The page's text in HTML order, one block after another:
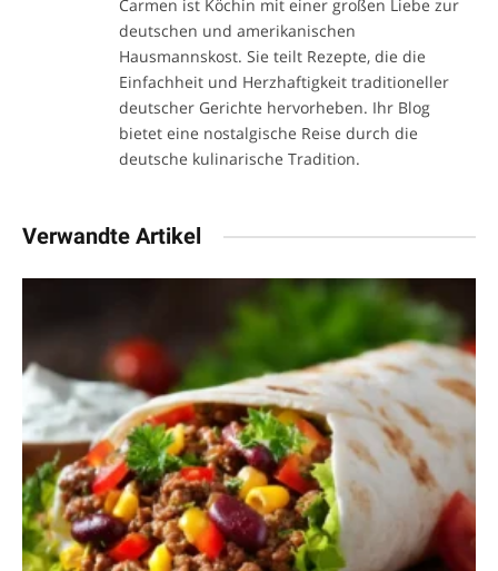
Carmen ist Köchin mit einer großen Liebe zur
deutschen und amerikanischen
Hausmannskost. Sie teilt Rezepte, die die
Einfachheit und Herzhaftigkeit traditioneller
deutscher Gerichte hervorheben. Ihr Blog
bietet eine nostalgische Reise durch die
deutsche kulinarische Tradition.
Verwandte Artikel